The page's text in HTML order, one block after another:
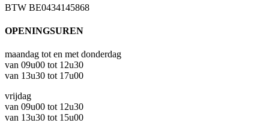
BTW BE0434145868
OPENINGSUREN
maandag tot en met donderdag
van 09u00 tot 12u30
van 13u30 tot 17u00
vrijdag
van 09u00 tot 12u30
van 13u30 tot 15u00